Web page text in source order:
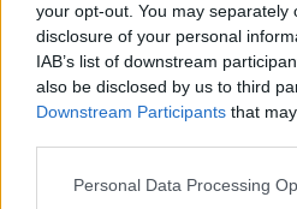
your opt-out. You may separately
disclosure of your personal
IAB’s list of downstream
also be disclosed by us to third
Downstream Participants that
Please note that this website/app
Personal Data Processing
Már előfizetőnk?Ha már
Online-on, kattintson ide:
rendelkezik felhasználói